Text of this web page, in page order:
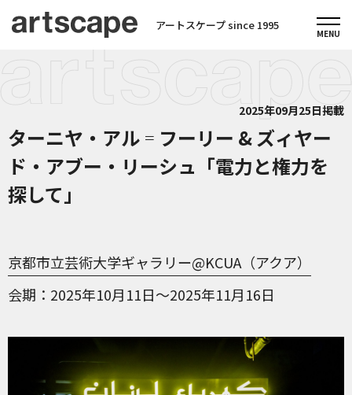
アートスケープ since 1995
2025年09月25日掲載
ターニヤ・アル゠フーリー & ズィヤー
ド・アブー・リーシュ「電力と権力を
探して」
京都市立芸術大学ギャラリー@KCUA（アクア）
会期
2025年10月11日～2025年11月16日